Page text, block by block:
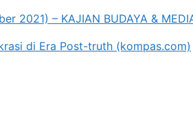
2021) – KAJIAN BUDAYA &
di Era Post-truth (kompas.com)